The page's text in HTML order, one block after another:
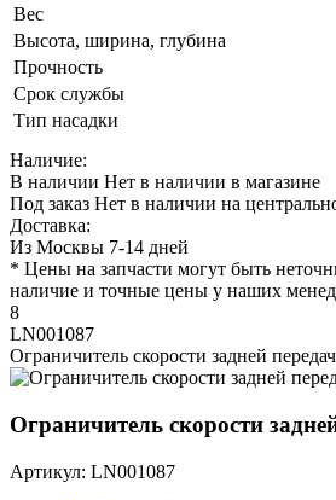
Вес
Высота, ширина, глубина
Прочность
Срок службы
Тип насадки
Наличие:
В наличии Нет в наличии в магазине
Под заказ Нет в наличии на
Доставка:
Из Москвы 7-14 дней
* Цены на запчасти могут быть
наличие и точные цены у наших
8
LN001087
Ограничитель скорости задней
Ограничитель скорости
Артикул: LN001087